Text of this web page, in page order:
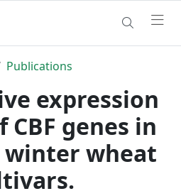
Publications
expression
CBF genes in
wheat